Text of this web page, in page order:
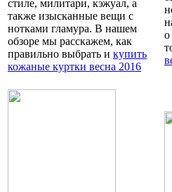
стиле, милитари, кэжуал, а
также изысканные вещи с
нотками гламура. В нашем
обзоре мы расскажем, как
правильно выбрать и купить
кожаные куртки весна 2016
о